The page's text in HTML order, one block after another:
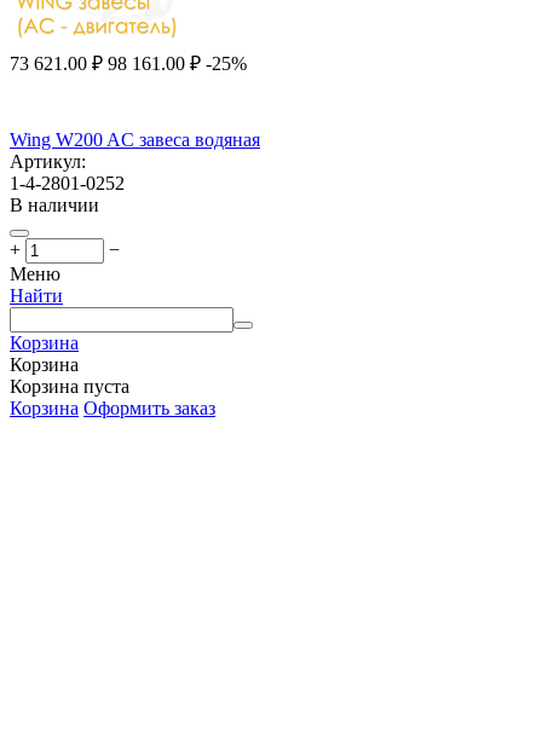
73 621.00 ₽ 98 161.00 ₽ -25%
Wing W200 AC завеса водяная
Артикул:
1-4-2801-0252
В наличии
+
−
Меню
Найти
Корзина
Корзина
Корзина пуста
Корзина Оформить заказ